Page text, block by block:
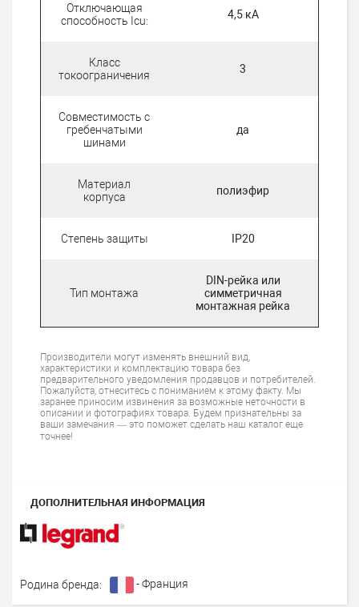
Отключающая
способность Icu:
4,5 кА
Класс
токоограничения
3
Совместимость с
гребенчатыми
шинами
да
Материал
корпуса
полиэфир
Степень защиты IP20
Тип монтажа
DIN-рейка или
симметричная
монтажная рейка
Производители могут изменять внешний вид,
характеристики и комплектацию товара без
предварительного уведомления продавцов и потребителей.
Пожалуйста, отнеситесь с пониманием к этому факту. Мы
заранее приносим извинения за возможные неточности в
описании и фотографиях товара. Будем признательны за
ваши замечания — это поможет сделать наш каталог еще
точнее!
ДОПОЛНИТЕЛЬНАЯ ИНФОРМАЦИЯ
Родина бренда: - Франция